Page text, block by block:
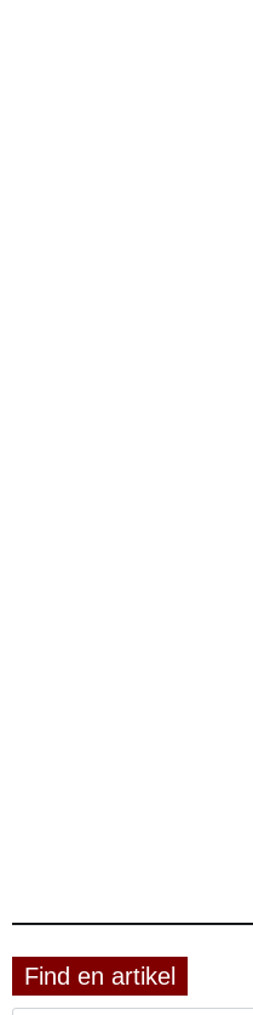
Find en artikel